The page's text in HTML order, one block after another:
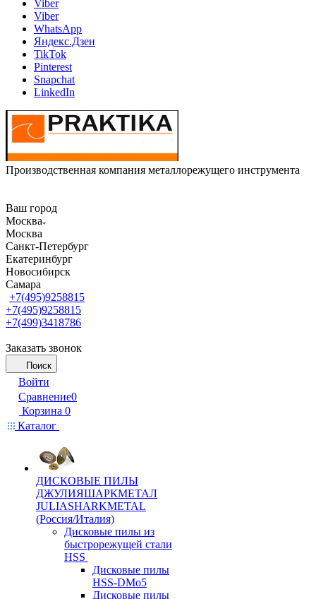
Viber
Viber
WhatsApp
Яндекс.Дзен
TikTok
Pinterest
Snapchat
LinkedIn
Производственная компания металлорежущего инструмента
Ваш город
Москва
Москва
Санкт-Петербург
Екатеринбург
Новосибирск
Самара
+7(495)9258815
+7(495)9258815
+7(499)3418786
Заказать звонок
Поиск
Войти
Сравнение0
Корзина 0
Каталог
ДИСКОВЫЕ ПИЛЫ
ДЖУЛИЯШАРКМЕТАЛ
JULIASHARKMETAL
(Россия/Италия)
Дисковые пилы из
быстрорежущей стали
HSS
Дисковые пилы
HSS-DMo5
Дисковые пилы